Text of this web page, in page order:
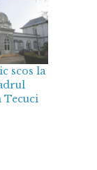
scos la
Tecuci